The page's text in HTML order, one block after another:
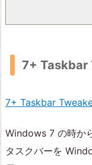
7+ Taskbar
7+ Taskbar
Windows 7 の時か
タスクバーを